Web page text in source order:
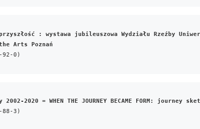
: wystawa jubileuszowa Wydziału Rzeźby
Arts Poznań
92-0)
2020 = WHEN THE JOURNEY BECAME FORM: journey
88-3)